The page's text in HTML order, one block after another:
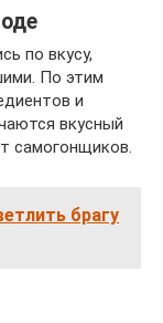
по вкусу,
По этим
и
вкусный
самогонщиков.
брагу